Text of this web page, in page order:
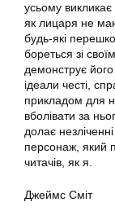
усьому
як лицаря не
будь-які
бореться зі
демонструє його
ідеали честі,
прикладом для
вболівати за
долає
персонаж, який
читачів, як я.
Джеймс Сміт